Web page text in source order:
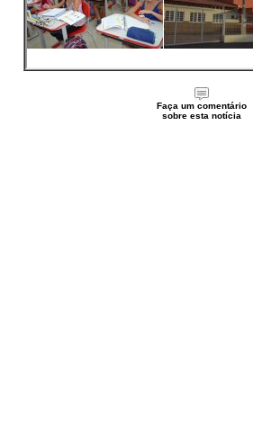
Faça um comentário
sobre esta notícia